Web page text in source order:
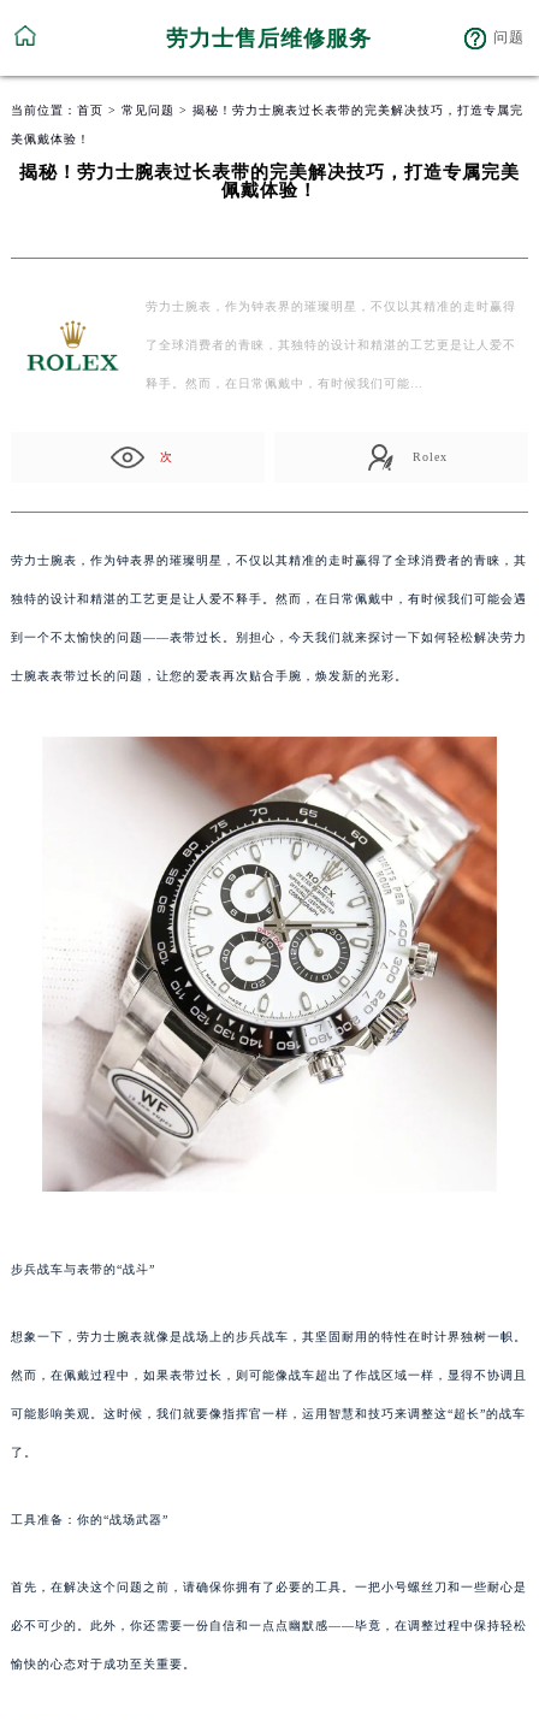
劳力士售后维修服务 问题
当前位置： 首页 > 常见问题 > 揭秘！劳力士腕表过长表带的完美解决技巧，打造专属完
美佩戴体验！
揭秘！劳力士腕表过长表带的完美解决技巧，打造专属完美
佩戴体验！
劳力士腕表，作为钟表界的璀璨明星，不仅以其精准的走时赢得
了全球消费者的青睐，其独特的设计和精湛的工艺更是让人爱不
释手。然而，在日常佩戴中，有时候我们可能…
次 Rolex
劳力士腕表，作为钟表界的璀璨明星，不仅以其精准的走时赢得了全球消费者的青睐，其
独特的设计和精湛的工艺更是让人爱不释手。然而，在日常佩戴中，有时候我们可能会遇
到一个不太愉快的问题——表带过长。别担心，今天我们就来探讨一下如何轻松解决劳力
士腕表表带过长的问题，让您的爱表再次贴合手腕，焕发新的光彩。
步兵战车与表带的“战斗”
想象一下，劳力士腕表就像是战场上的步兵战车，其坚固耐用的特性在时计界独树一帜。
然而，在佩戴过程中，如果表带过长，则可能像战车超出了作战区域一样，显得不协调且
可能影响美观。这时候，我们就要像指挥官一样，运用智慧和技巧来调整这“超长”的战车
了。
工具准备：你的“战场武器”
首先，在解决这个问题之前，请确保你拥有了必要的工具。一把小号螺丝刀和一些耐心是
必不可少的。此外，你还需要一份自信和一点点幽默感——毕竟，在调整过程中保持轻松
愉快的心态对于成功至关重要。